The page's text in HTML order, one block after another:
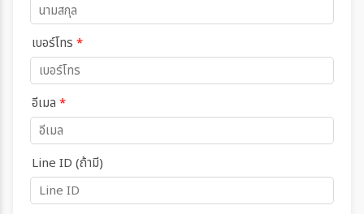
เบอร์โทร *
อีเมล *
Line ID (ถ้ามี)